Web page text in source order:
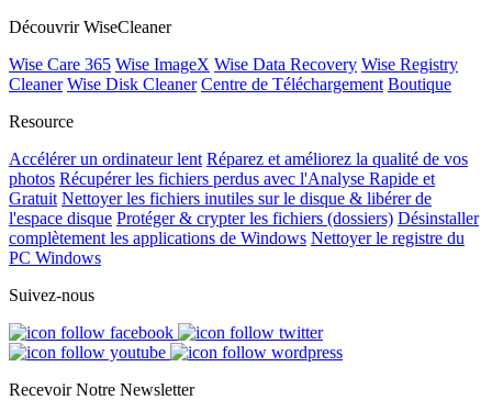
Découvrir WiseCleaner
Wise Care 365 Wise ImageX Wise Data Recovery Wise Registry
Cleaner Wise Disk Cleaner Centre de Téléchargement Boutique
Resource
Accélérer un ordinateur lent Réparez et améliorez la qualité de vos
photos Récupérer les fichiers perdus avec l'Analyse Rapide et
Gratuit Nettoyer les fichiers inutiles sur le disque & libérer de
l'espace disque Protéger & crypter les fichiers (dossiers) Désinstaller
complètement les applications de Windows Nettoyer le registre du
PC Windows
Suivez-nous
Recevoir Notre Newsletter